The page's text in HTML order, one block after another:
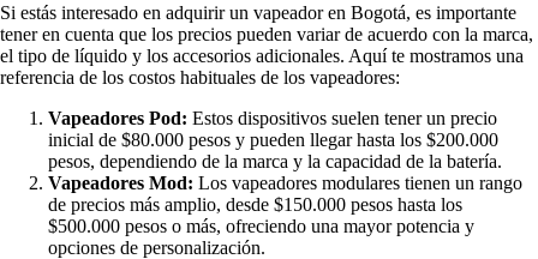
Si estás interesado en adquirir un vapeador en Bogotá, es importante
tener en cuenta que los precios pueden variar de acuerdo con la marca,
el tipo de líquido y los accesorios adicionales. Aquí te mostramos una
referencia de los costos habituales de los vapeadores:
Vapeadores Pod: Estos dispositivos suelen tener un precio
inicial de $80.000 pesos y pueden llegar hasta los $200.000
pesos, dependiendo de la marca y la capacidad de la batería.
Vapeadores Mod: Los vapeadores modulares tienen un rango
de precios más amplio, desde $150.000 pesos hasta los
$500.000 pesos o más, ofreciendo una mayor potencia y
opciones de personalización.